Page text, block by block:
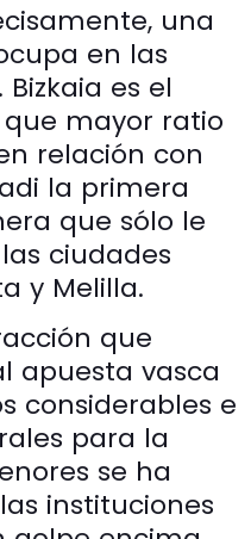
una
en las
es el
mayor ratio
relación con
la primera
que sólo le
ciudades
y Melilla.
que
apuesta vasca
considerables e
para la
se ha
instituciones